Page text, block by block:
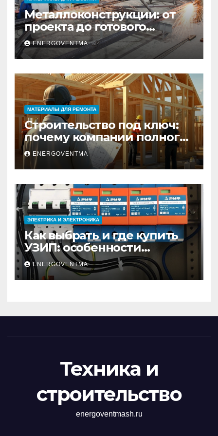
Металлоконструкции: от
проекта до готового
изделия – полный
практический гид
ENERGOVENTMA
МАТЕРИАЛЫ ДЛЯ РЕМОНТА
Строительство под ключ:
почему компании полного
цикла меняют рынок
недвижимости
ENERGOVENTMA
ЭЛЕКТРИКА И ЭЛЕКТРОНИКА
Как выбрать и где купить
УЗИП: особенности
устройств защиты от
импульсных
перенапряжений
ENERGOVENTMA
Техника и
строительство
energoventmash.ru